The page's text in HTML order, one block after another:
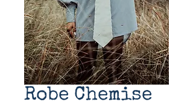
Robe Chemise